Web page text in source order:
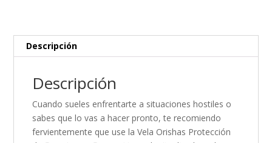
Descripción
Descripción
Cuando sueles enfrentarte a situaciones hostiles o
sabes que lo vas a hacer pronto, te recomiendo
fervientemente que use la Vela Orishas Protección